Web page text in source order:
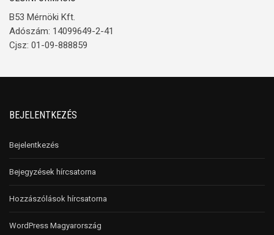
B53 Mérnöki Kft.
Adószám: 14099649-2-41
Cjsz: 01-09-888859
BEJELENTKEZÉS
Bejelentkezés
Bejegyzések hírcsatorna
Hozzászólások hírcsatorna
WordPress Magyarország